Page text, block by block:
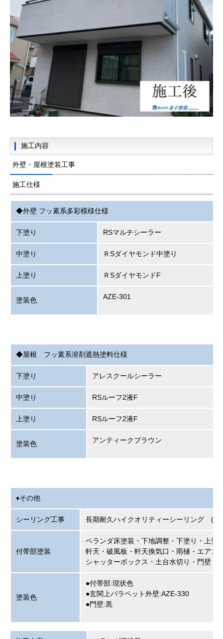
施工内容
外壁・屋根塗装工事
施工仕様
◆外壁 フッ素系多彩模様仕様
下塗り RSマルチシーラー
中塗り ＲSダイヤモンド中塗り
上塗り ＲSダイヤモンドF
塗装色 AZE-301
◆屋根 フッ素系溶剤遮熱塗料仕様
下塗り アレスクールシーラー
中塗り RSルーフ2液F
上塗り RSルーフ2液F
塗装色 アンティークブラウン
♦その他
シーリング工事 長期耐久ハイクオリティー
付帯部塗装
ベランダ床塗装・下地調整・下塗り・上塗
軒天・破風板・軒天換気口・雨樋・エアコ
シャッターボックス・土台水切り・門壁
塗装色
●付帯部:現状色
●玄関上パラペット外壁:AZE-330
●門壁:黒